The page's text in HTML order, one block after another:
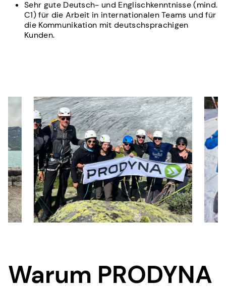
Sehr gute Deutsch- und Englischkenntnisse (mind.
C1) für die Arbeit in internationalen Teams und für
die Kommunikation mit deutschsprachigen
Kunden.
Warum PRODYNA